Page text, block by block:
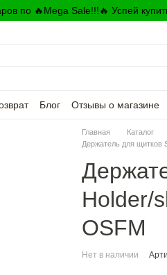
по 🔥Mega Sale!!!🔥 Успей
Блог Отзывы о магазине
Главная Каталог
Держатель для щитков
Holder/
OSFM
Нет в наличии